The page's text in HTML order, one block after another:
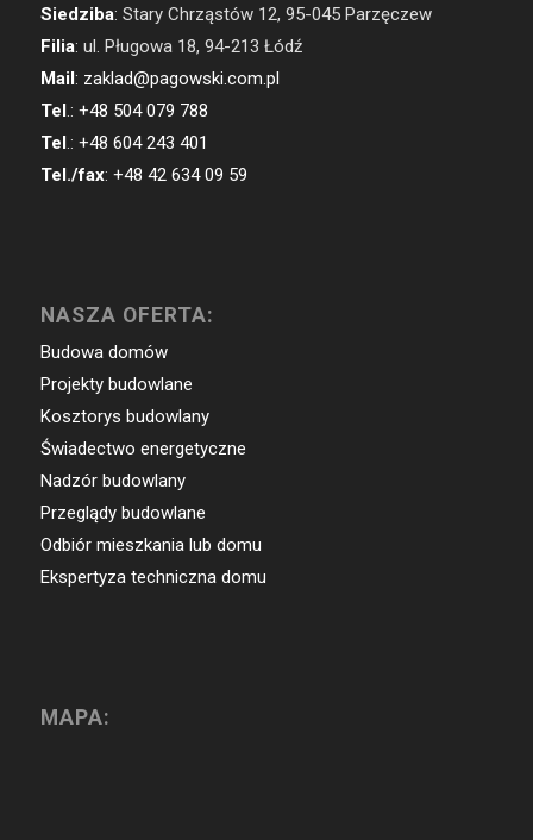
Siedziba: Stary Chrząstów 12, 95-045 Parzęczew
Filia: ul. Pługowa 18, 94-213 Łódź
Mail: zaklad@pagowski.com.pl
Tel.: +48 504 079 788
Tel.: +48 604 243 401
Tel./fax: +48 42 634 09 59
NASZA OFERTA:
Budowa domów
Projekty budowlane
Kosztorys budowlany
Świadectwo energetyczne
Nadzór budowlany
Przeglądy budowlane
Odbiór mieszkania lub domu
Ekspertyza techniczna domu
MAPA: